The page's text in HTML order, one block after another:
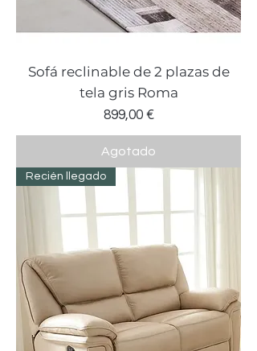
Sofá reclinable de 2 plazas de
tela gris Roma
Precio
899,00 €
Agotado
Recién llegado